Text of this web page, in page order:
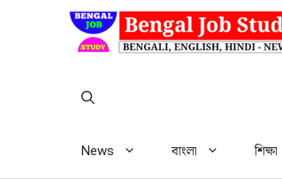
News বাংলা শিক্ষা